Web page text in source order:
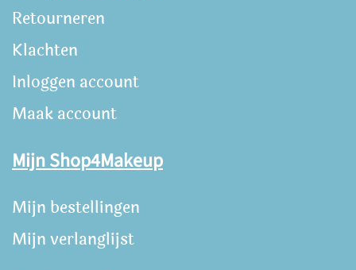
Retourneren
Klachten
Inloggen account
Maak account
Mijn Shop4Makeup
Mijn bestellingen
Mijn verlanglijst